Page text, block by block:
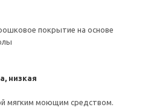
покрытие на основе
низкая
мягким моющим средством.